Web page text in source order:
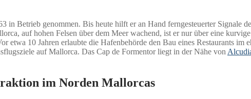
in Betrieb genommen. Bis heute hilft er an Hand ferngesteuerter Signale
auf hohen Felsen über dem Meer wachend, ist er nur über eine
etwa 10 Jahren erlaubte die Hafenbehörde den Bau eines Restaurants
auf Mallorca. Das Cap de Formentor liegt in der Nähe von
im Norden Mallorcas